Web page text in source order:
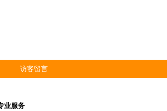
访客留言
业服务